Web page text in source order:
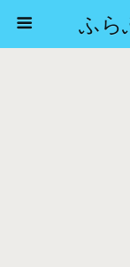
ふら